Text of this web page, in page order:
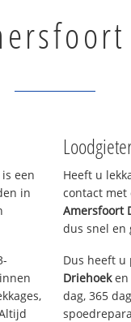
een
in
Heeft u
contact met
Amersfoort
dus snel en
Dus heeft
Driehoeken
dag, 365